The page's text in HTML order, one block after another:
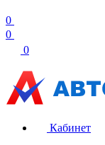
0
0
0
Кабинет